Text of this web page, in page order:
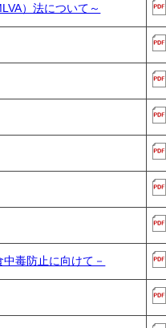
）法について～
毒防止に向けて－